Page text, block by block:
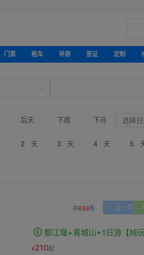
门票 租车 导游 签证 定制
后天 下周 下月
2 天 3 天 4 天 5
共638条 上一页 1
都江堰+青城山+1日游【纯玩
¥210起